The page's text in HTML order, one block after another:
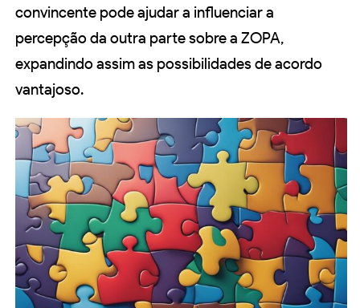
convincente pode ajudar a influenciar a
percepção da outra parte sobre a ZOPA,
expandindo assim as possibilidades de acordo
vantajoso.